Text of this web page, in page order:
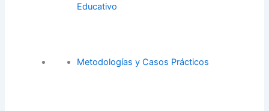
Educativo
Metodologías y Casos Prácticos